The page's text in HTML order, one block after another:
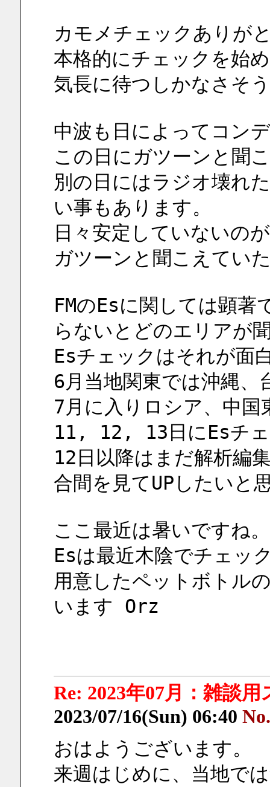
カモメチェックありが
本格的にチェックを始
気長に待つしかなさそ
中波も日によってコン
この日にガツーンと聞
別の日にはラジオ壊れ
い事もあります。
日々安定していないの
ガツーンと聞こえてい
FMのEsに関しては顕
らないとどのエリアが
Esチェックはそれが面
6月当地関東では沖縄、
7月に入りロシア、中
11, 12, 13日にEsチェ
12日以降はまだ解析編
合間を見てUPしたいと
ここ最近は暑いですね。
Esは最近木陰でチェッ
用意したペットボトル
います Orz
Re: 2023年07月：雑談
2023/07/16(Sun) 06:40
おはようございます。
来週はじめに、当地で